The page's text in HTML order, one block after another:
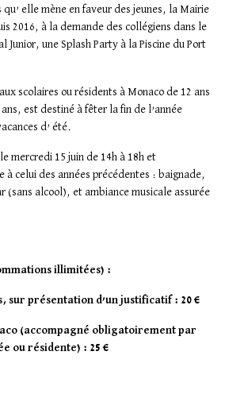
qu’ elle mène en faveur des jeunes, la Mairie
2016, à la demande des collégiens dans le
Junior, une Splash Party à la Piscine du Port
scolaires ou résidents à Monaco de 12 ans
est destiné à fêter la fin de l’année
d’ été.
mercredi 15 juin de 14h à 18h et
à celui des années précédentes : baignade,
(sans alcool), et ambiance musicale assurée
illimitées) :
sur présentation d’un justificatif : 20 €
(accompagné obligatoirement par
ou résidente) : 25 €